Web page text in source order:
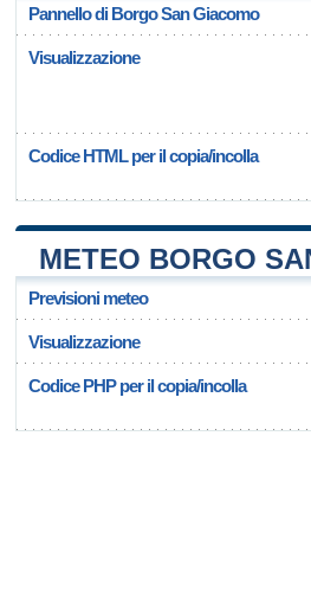
Pannello di Borgo San Giacomo
Visualizzazione
Codice HTML per il copia/incolla
METEO BORGO
Previsioni meteo
Visualizzazione
Codice PHP per il copia/incolla